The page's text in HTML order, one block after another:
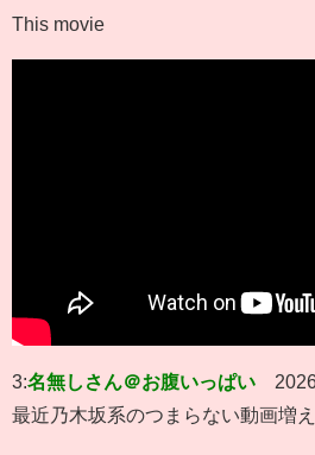
This movie
3:名無しさん＠お腹いっぱい
最近乃木坂系のつまらない動画増